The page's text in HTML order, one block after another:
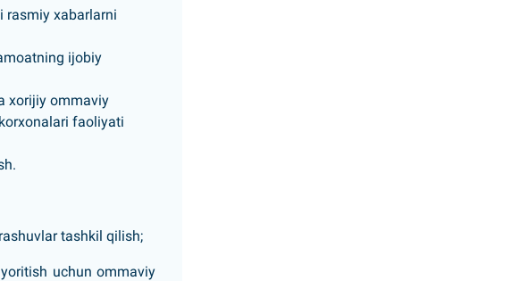
rasmiy xabarlarni
ijobiy
xorijiy ommaviy
faoliyati
tashkil qilish;
uchun ommaviy